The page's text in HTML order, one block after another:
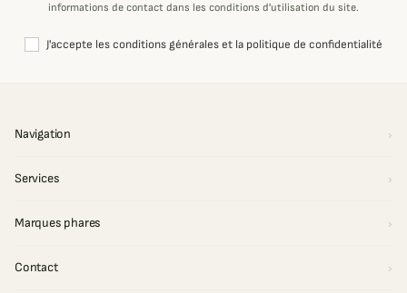
informations de contact dans les conditions d'utilisation du site.
J'accepte les conditions générales et la politique de confidentialité
Navigation
Services
Marques phares
Contact